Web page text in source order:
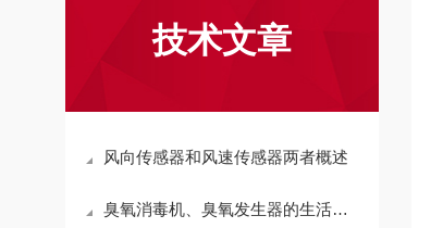
技术文章
风向传感器和风速传感器两者概述
臭氧消毒机、臭氧发生器的生活应用